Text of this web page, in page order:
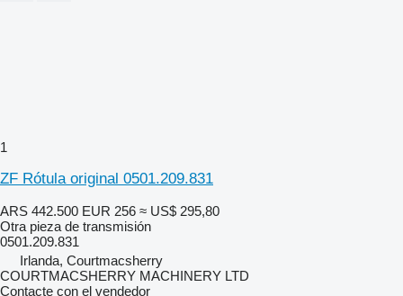
1
ZF Rótula original 0501.209.831
ARS 442.500 EUR 256 ≈ US$ 295,80
Otra pieza de transmisión
0501.209.831
Irlanda, Courtmacsherry
COURTMACSHERRY MACHINERY LTD
Contacte con el vendedor